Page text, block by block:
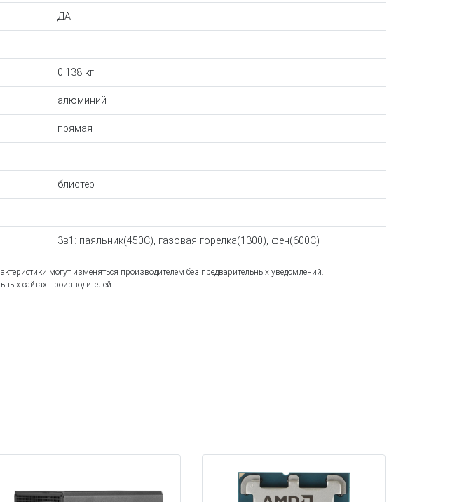
ДА
0.138 кг
алюминий
прямая
блистер
3в1: паяльник(450C), газовая горелка(1300), фен(600C)
могут изменяться производителем без предварительных уведомлений.
сайтах производителей.